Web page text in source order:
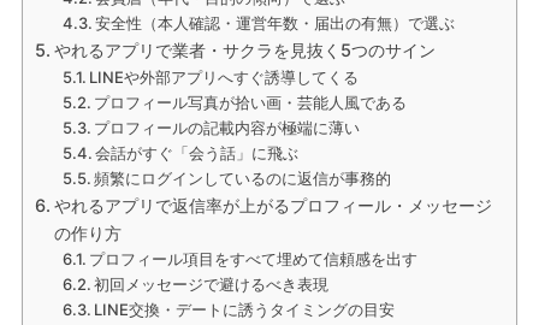
安全性（本人確認・運営年数・届出の有無）で選ぶ
やれるアプリで業者・サクラを見抜く5つのサイン
LINEや外部アプリへすぐ誘導してくる
プロフィール写真が拾い画・芸能人風である
プロフィールの記載内容が極端に薄い
会話がすぐ「会う話」に飛ぶ
頻繁にログインしているのに返信が事務的
やれるアプリで返信率が上がるプロフィール・メッセージ
の作り方
プロフィール項目をすべて埋めて信頼感を出す
初回メッセージで避けるべき表現
LINE交換・デートに誘うタイミングの目安